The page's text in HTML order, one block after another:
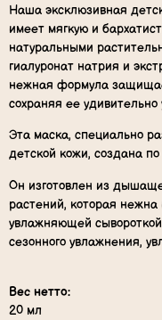
Наша эксклюзивная
имеет мягкую и
натуральными
гиалуронат натрия и
нежная формула
сохраняя ее
Эта маска, специально
детской кожи, создана
Он изготовлен из
растений, которая
увлажняющей
сезонного увлажнения,
Вес нетто:
20 мл